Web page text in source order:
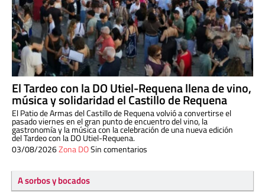
El Tardeo con la DO Utiel-Requena llena de vino,
música y solidaridad el Castillo de Requena
El Patio de Armas del Castillo de Requena volvió a convertirse el
pasado viernes en el gran punto de encuentro del vino, la
gastronomía y la música con la celebración de una nueva edición
del Tardeo con la DO Utiel-Requena.
03/08/2026Zona DOSin comentarios
A sorbos y bocados